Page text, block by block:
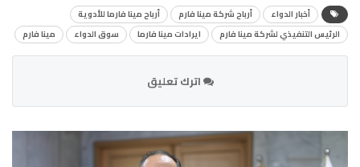
أخبار الدواء أرباح شركة مينا فارم
أرباح مينا فارما للأدوية
الرئيس التنفيذي لشركة مينا فارم
ايرادات مينا فارما سوق الدواء مينا فارم
اترك تعليق